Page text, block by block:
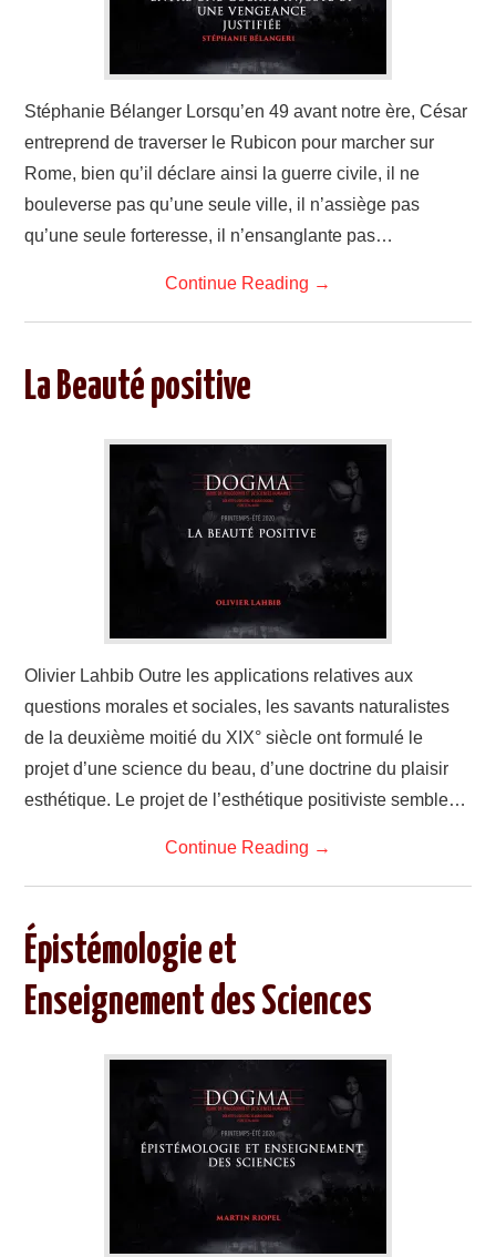
Stéphanie Bélanger Lorsqu’en 49 avant notre ère, César
entreprend de traverser le Rubicon pour marcher sur
Rome, bien qu’il déclare ainsi la guerre civile, il ne
bouleverse pas qu’une seule ville, il n’assiège pas
qu’une seule forteresse, il n’ensanglante pas…
Continue Reading →
La Beauté positive
Olivier Lahbib Outre les applications relatives aux
questions morales et sociales, les savants naturalistes
de la deuxième moitié du XIX° siècle ont formulé le
projet d’une science du beau, d’une doctrine du plaisir
esthétique. Le projet de l’esthétique positiviste semble…
Continue Reading →
Épistémologie et
Enseignement des Sciences